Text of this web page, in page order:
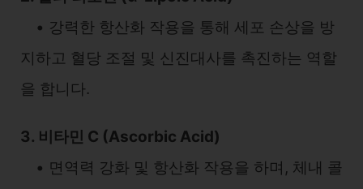
• 강력한 항산화 작용을 통해 세포 손상을 방
지하고 혈당 조절 및 신진대사를 촉진하는 역할
을 합니다.
3. 비타민 C (Ascorbic Acid)
• 면역력 강화 및 항산화 작용을 하며, 체내 콜